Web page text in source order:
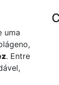
uma
. Entre